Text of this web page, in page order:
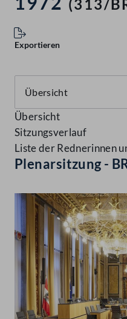
(313/
Exportieren
Übersicht
Sitzungsverlauf
Liste der Rednerinnen
Plenarsitzung -